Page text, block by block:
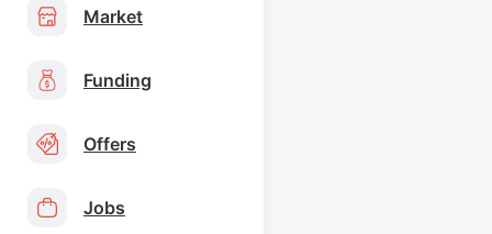
Market
Funding
Offers
Jobs